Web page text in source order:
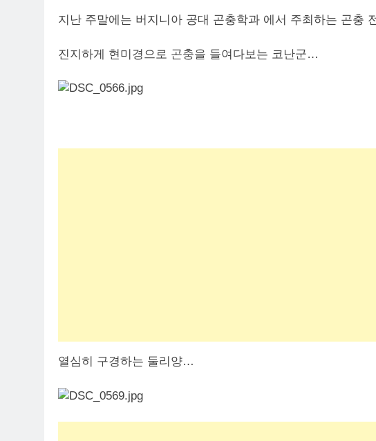
지난 주말에는 버지니아 공대 곤충학과 에서 주최하는 곤충
진지하게 현미경으로 곤충을 들여다보는 코난군…
열심히 구경하는 둘리양…